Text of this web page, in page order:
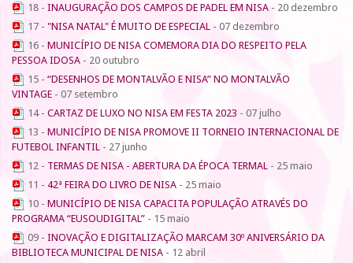
18 - INAUGURAÇÃO DOS CAMPOS DE PADEL EM NISA - 20 dezembro
17 - "NISA NATAL" É MUITO DE ESPECIAL - 07 dezembro
16 - MUNICÍPIO DE NISA COMEMORA DIA DO RESPEITO PELA
PESSOA IDOSA - 20 outubro
15 - “DESENHOS DE MONTALVÃO E NISA” NO MONTALVÃO
VINTAGE - 07 setembro
14 - CARTAZ DE LUXO NO NISA EM FESTA 2023 - 07 julho
13 - MUNICÍPIO DE NISA PROMOVE II TORNEIO INTERNACIONAL DE
FUTEBOL INFANTIL - 27 junho
12 - TERMAS DE NISA - ABERTURA DA ÉPOCA TERMAL - 25 maio
11 - 42ª FEIRA DO LIVRO DE NISA - 25 maio
10 - MUNICÍPIO DE NISA CAPACITA POPULAÇÃO ATRAVÉS DO
PROGRAMA “EUSOUDIGITAL” - 15 maio
09 - INOVAÇÃO E DIGITALIZAÇÃO MARCAM 30º ANIVERSÁRIO DA
BIBLIOTECA MUNICIPAL DE NISA - 12 abril